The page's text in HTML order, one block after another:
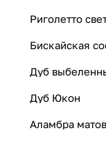
Риголетто
Бискайская
Дуб
Дуб Юкон
Аламбра